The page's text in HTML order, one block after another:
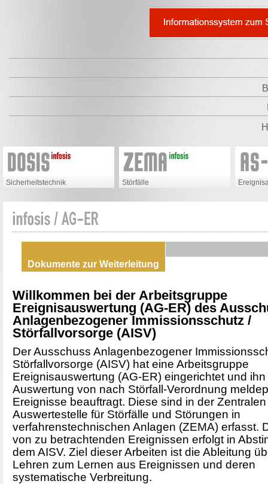
Sicherheitstechnik Störfälle
Dokumente zur Weiterleitung
Willkommen bei der Arbeitsgruppe
Ereignisauswertung (AG-ER) des
Anlagenbezogener Immissionsschutz /
Störfallvorsorge (AISV)
Der Ausschuss Anlagenbezogener
Störfallvorsorge (AISV) hat eine Arbeitsgruppe
Ereignisauswertung (AG-ER) eingerichtet und ihn
Auswertung von nach Störfall-Verordnung
Ereignisse beauftragt. Diese sind in der
Auswertestelle für Störfälle und Störungen in
verfahrenstechnischen Anlagen (ZEMA) erfasst.
von zu betrachtenden Ereignissen erfolgt in
dem AISV. Ziel dieser Arbeiten ist die Ableitung
Lehren zum Lernen aus Ereignissen und deren
systematische Verbreitung.